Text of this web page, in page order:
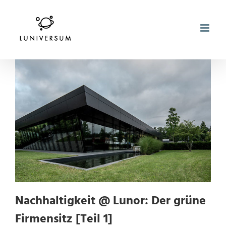
springen
Nachhaltigkeit @ Lunor: Der grüne
Firmensitz [Teil 1]